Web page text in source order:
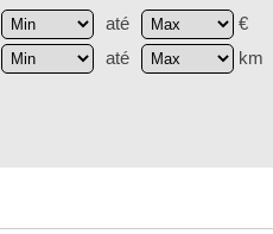
até €
até km